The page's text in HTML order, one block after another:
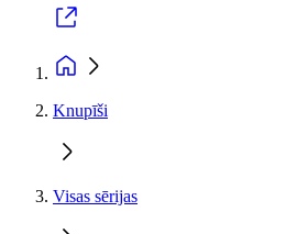
Knupīši
Visas sērijas